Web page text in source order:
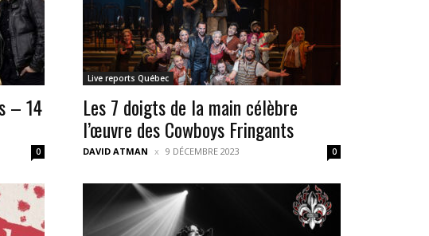
– 14
0
Live reports Québec
Les 7 doigts de la main célèbre
l’œuvre des Cowboys Fringants
DAVID ATMAN 9 DÉCEMBRE 2023 0